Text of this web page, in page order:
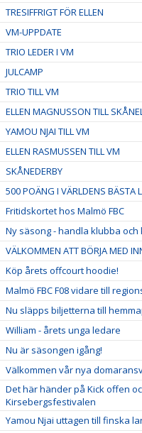
TRESIFFRIGT FÖR ELLEN
VM-UPPDATE
TRIO LEDER I VM
JULCAMP
TRIO TILL VM
ELLEN MAGNUSSON TILL
YAMOU NJAI TILL VM
ELLEN RASMUSSEN TILL VM
SKÅNEDERBY
500 POÄNG I VÄRLDENS BÄSTA
Fritidskortet hos Malmö FBC
Ny säsong - handla klubba
VÄLKOMMEN ATT BÖRJA MED
Köp årets offcourt hoodie!
Malmö FBC F08 vidare till
Nu släpps biljetterna till
William - årets unga ledare
Nu är säsongen igång!
Välkommen vår nya
Det här händer på Kick offen
Kirsebergsfestivalen
Yamou Njai uttagen till finska